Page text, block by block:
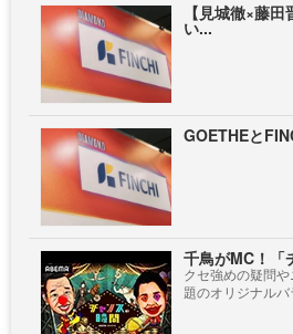
【見城徹×藤
い...
GOETHEと
千鳥がMC！「
クセ強めの疑問
題のオリジナル